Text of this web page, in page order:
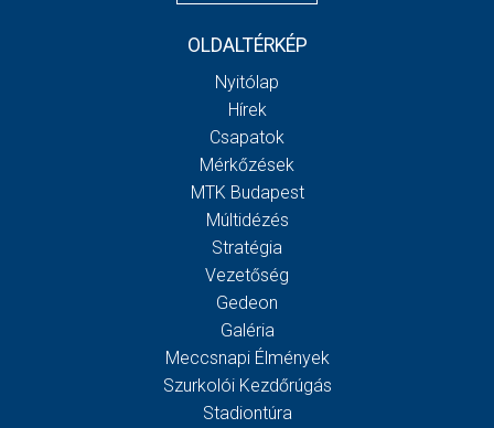
OLDALTÉRKÉP
Nyitólap
Hírek
Csapatok
Mérkőzések
MTK Budapest
Múltidézés
Stratégia
Vezetőség
Gedeon
Galéria
Meccsnapi Élmények
Szurkolói Kezdőrúgás
Stadiontúra